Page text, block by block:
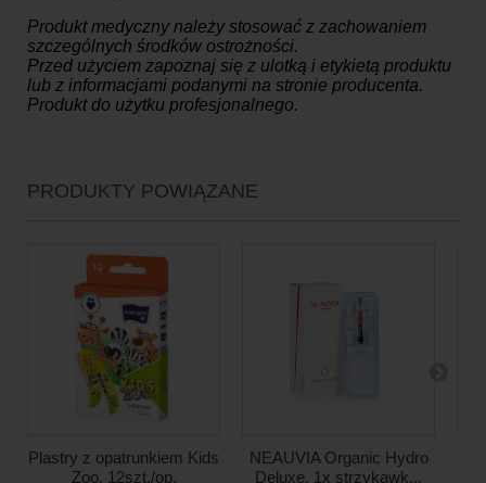
Produkt medyczny należy stosować z zachowaniem
szczególnych środków ostrożności.
Przed użyciem zapoznaj się z ulotką i etykietą produktu
lub z informacjami podanymi na stronie producenta.
Produkt do użytku profesjonalnego.
PRODUKTY POWIĄZANE
Plastry z opatrunkiem Kids
Zoo, 12szt./op.
NEAUVIA Organic Hydro
Deluxe, 1x strzykawk...